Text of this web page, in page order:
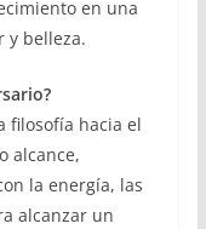
en una
y belleza.
filosofía hacia el
alcance,
la energía, las
alcanzar un